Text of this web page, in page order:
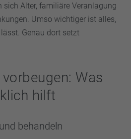
sich Alter, familiäre Veranlagung
Umso wichtiger ist alles,
Genau dort setzt
Was
hilft
behandeln